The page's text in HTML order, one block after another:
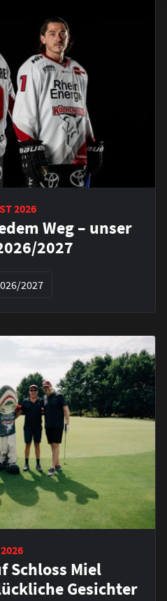
2026
Weg – unser
2027
2027
Schloss Miel
Gesichter